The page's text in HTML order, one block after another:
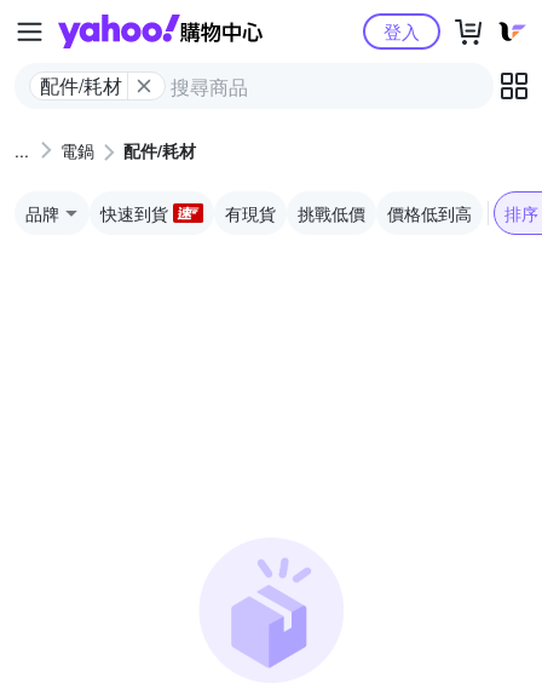
Yahoo購物中心
配件/耗材
登入
電鍋 配件/耗材
品牌 快速到貨 有現貨 挑戰低價 價格低到高 排序